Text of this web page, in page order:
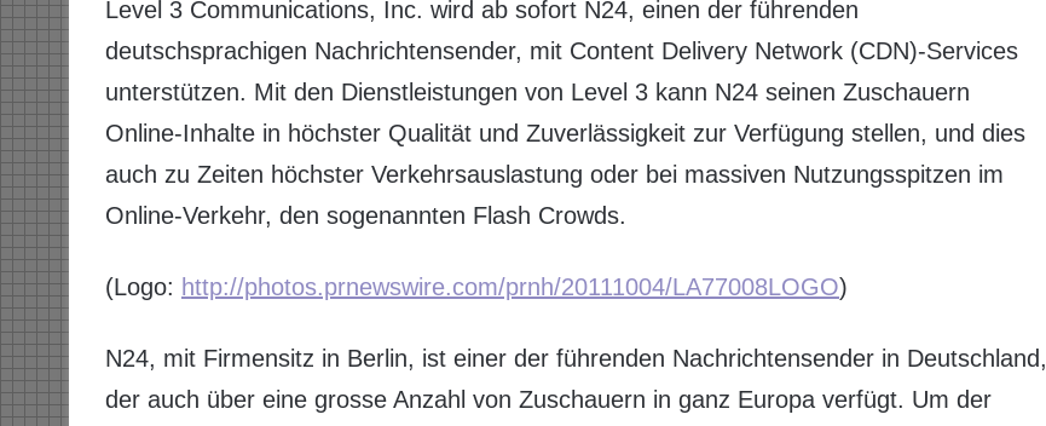
Level 3 Communications, Inc. wird ab sofort N24, einen der führenden
deutschsprachigen Nachrichtensender, mit Content Delivery Network (CDN)-Services
unterstützen. Mit den Dienstleistungen von Level 3 kann N24 seinen Zuschauern
Online-Inhalte in höchster Qualität und Zuverlässigkeit zur Verfügung stellen, und dies
auch zu Zeiten höchster Verkehrsauslastung oder bei massiven Nutzungsspitzen im
Online-Verkehr, den sogenannten Flash Crowds.
(Logo: http://photos.prnewswire.com/prnh/20111004/LA77008LOGO)
N24, mit Firmensitz in Berlin, ist einer der führenden Nachrichtensender in Deutschland,
der auch über eine grosse Anzahl von Zuschauern in ganz Europa verfügt. Um der